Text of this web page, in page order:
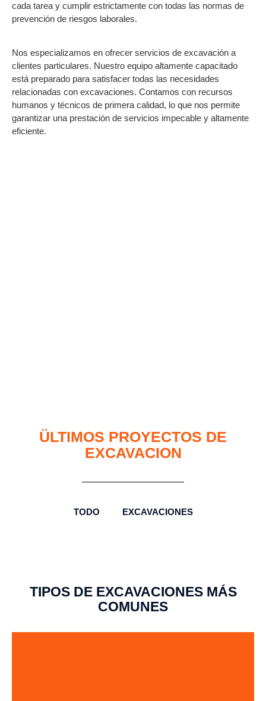
cada tarea y cumplir estrictamente con todas las normas de
prevención de riesgos laborales.
Nos especializamos en ofrecer servicios de excavación a
clientes particulares. Nuestro equipo altamente capacitado
está preparado para satisfacer todas las necesidades
relacionadas con excavaciones. Contamos con recursos
humanos y técnicos de primera calidad, lo que nos permite
garantizar una prestación de servicios impecable y altamente
eficiente.
ÜLTIMOS PROYECTOS DE
EXCAVACION
TODO EXCAVACIONES
TIPOS DE EXCAVACIONES MÁS
COMUNES